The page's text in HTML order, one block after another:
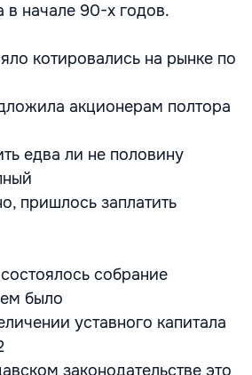
в начале 90-х годов.
котировались на рынке по
акционерам полтора
едва ли не половину
пришлось заплатить
собрание
было
уставного капитала
законодательстве это